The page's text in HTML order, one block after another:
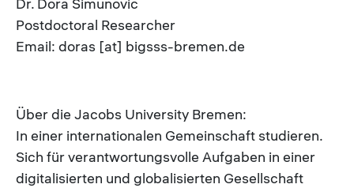
Postdoctoral Researcher
Email: doras [at] bigsss-bremen.de
Über die Jacobs University Bremen:
In einer internationalen Gemeinschaft studieren.
Sich für verantwortungsvolle Aufgaben in einer
digitalisierten und globalisierten Gesellschaft